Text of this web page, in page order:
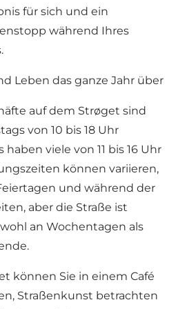
für sich und ein
während Ihres
Leben das ganze Jahr über
auf dem Strøget sind
von 10 bis 18 Uhr
viele von 11 bis 16 Uhr
können variieren,
und während der
aber die Straße ist
an Wochentagen als
können Sie in einem Café
Straßenkunst betrachten